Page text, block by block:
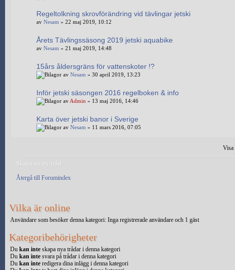
Regeltolkning skrovförändring vid tävlingar jetski
av Nesam » 22 maj 2019, 10:12
Årets Tävlingssäsong 2019 jetski aquabike
av Nesam » 21 maj 2019, 14:48
15års åldersgräns för vattenskoter !?
av Nesam » 30 april 2019, 13:23
Inför jetski säsongen 2016 regelboken & info
av Admin » 13 maj 2016, 14:46
Karta över jetski banor i Sverige
av Nesam » 11 mars 2016, 07:05
Visa
Skapa en ny tråd
Återgå till Forumindex
Vilka är online
Användare som besöker denna kategori: Inga registrerade användare och 1 gäst
Kategoribehörigheter
Du kan inte skapa nya trådar i denna kategori
Du kan inte svara på trådar i denna kategori
Du kan inte redigera dina inlägg i denna kategori